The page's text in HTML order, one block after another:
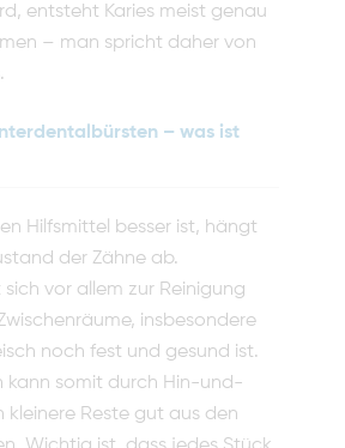
entsteht Karies meist genau
– man spricht daher von
.
– was ist
Hilfsmittel besser ist, hängt
der Zähne ab.
sich vor allem zur Reinigung
insbesondere
noch fest und gesund ist.
kann somit durch Hin-und-
kleinere Reste gut aus den